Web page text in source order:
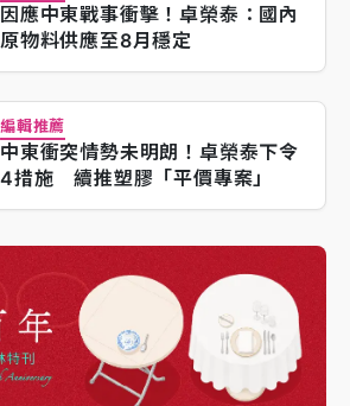
因應中東戰事衝擊！卓榮泰：國內
原物料供應至8月穩定
編輯推薦
中東衝突情勢未明朗！卓榮泰下令
4措施 續推塑膠「平價專案」